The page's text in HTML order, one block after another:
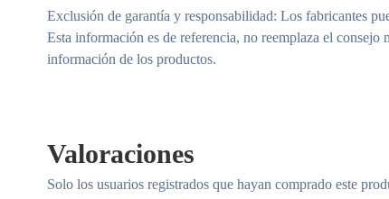
Exclusión de garantía y responsabilidad: Los fabricantes
Esta información es de referencia, no reemplaza el consejo
información de los productos.
Valoraciones
Solo los usuarios registrados que hayan comprado este